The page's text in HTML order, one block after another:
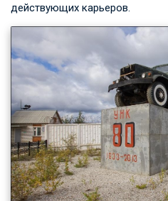
действующих карьеров.